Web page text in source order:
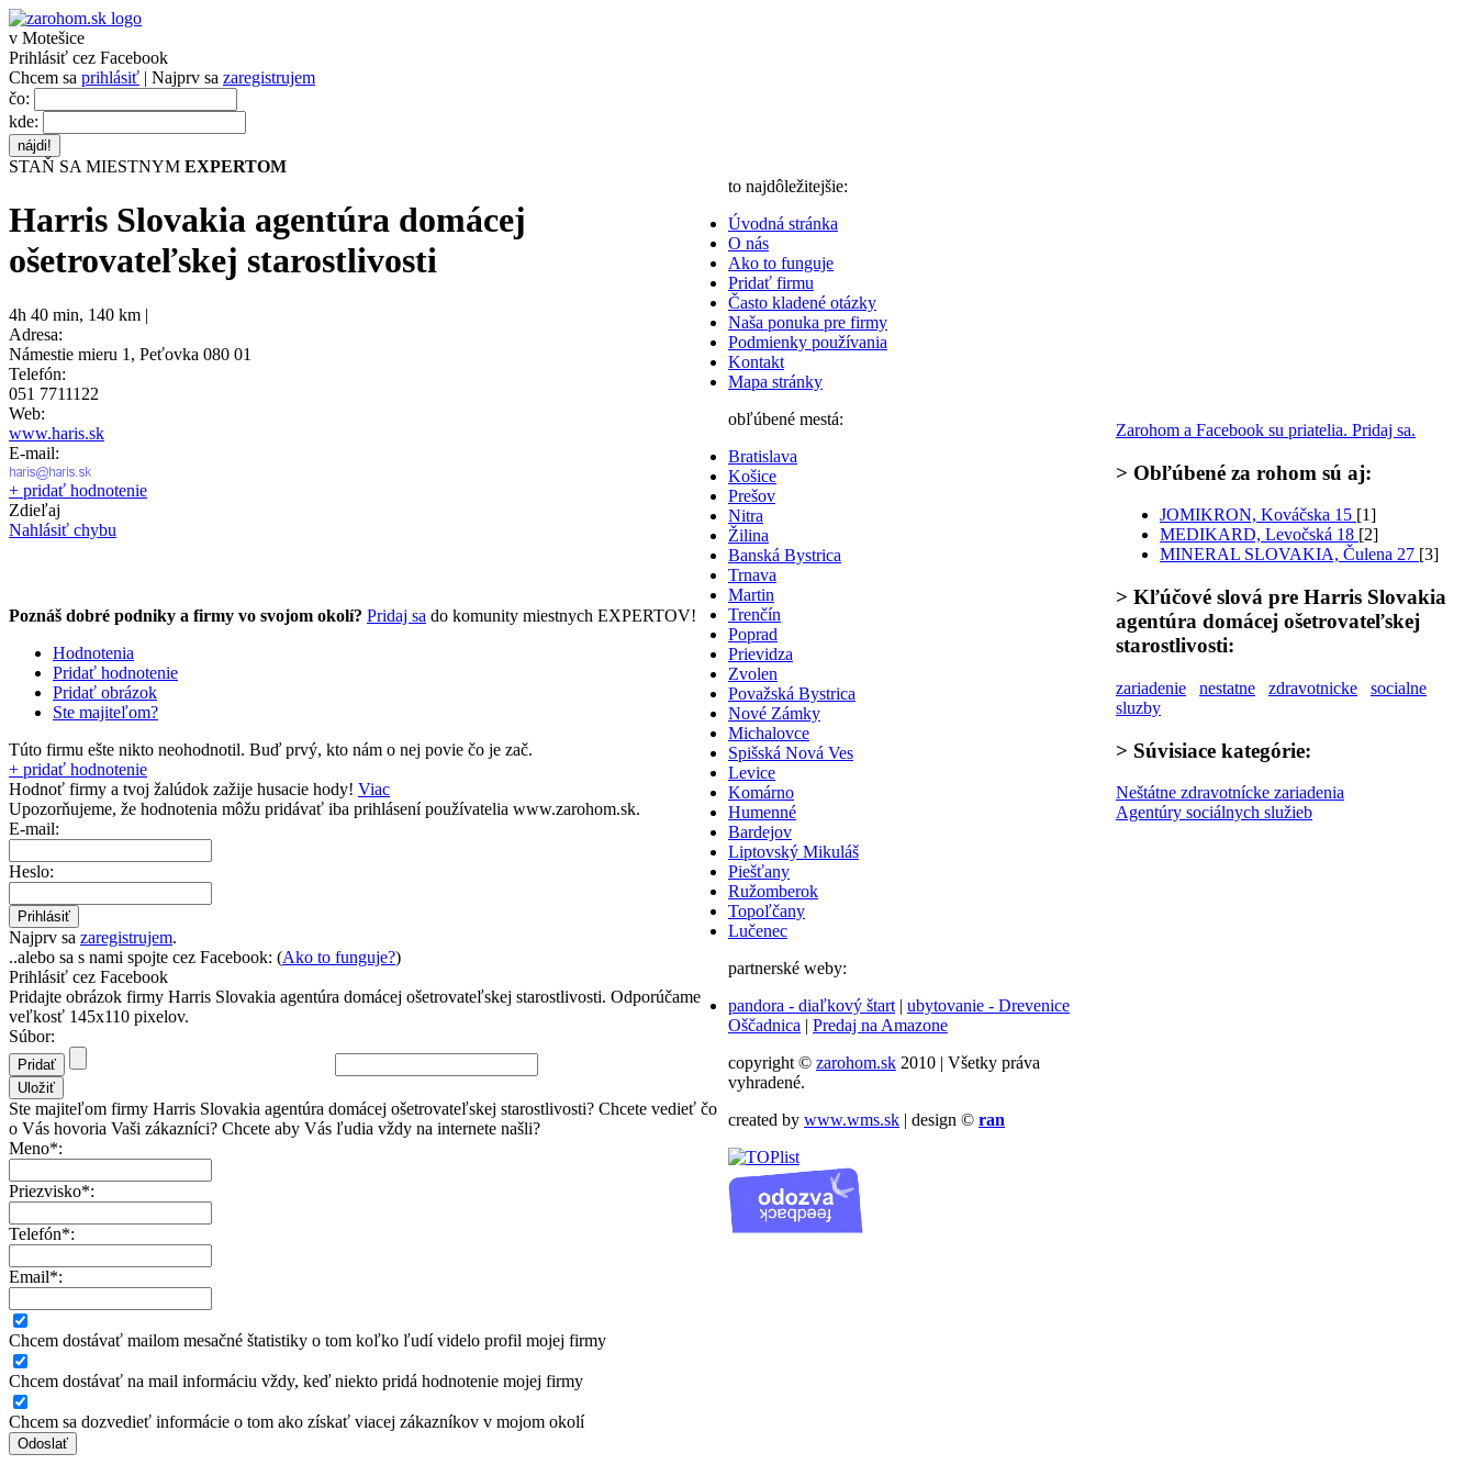
v Motešice
Prihlásiť cez Facebook
Chcem sa prihlásiť | Najprv sa zaregistrujem
čo:
kde:
STAŇ SA MIESTNYM EXPERTOM
Harris Slovakia agentúra domácej
ošetrovateľskej starostlivosti
4h 40 min, 140 km |
Adresa:
Námestie mieru 1, Peťovka 080 01
Telefón:
051 7711122
Web:
www.haris.sk
E-mail:
+ pridať hodnotenie
Zdieľaj
Nahlásiť chybu
Poznáš dobré podniky a firmy vo svojom okolí? Pridaj sa do komunity miestnych EXPERTOV!
Hodnotenia
Pridať hodnotenie
Pridať obrázok
Ste majiteľom?
Túto firmu ešte nikto neohodnotil. Buď prvý, kto nám o nej povie čo je zač.
+ pridať hodnotenie
Hodnoť firmy a tvoj žalúdok zažije husacie hody! Viac
Upozorňujeme, že hodnotenia môžu pridávať iba prihlásení používatelia www.zarohom.sk.
E-mail:
Heslo:
Najprv sa zaregistrujem.
..alebo sa s nami spojte cez Facebook: (Ako to funguje?)
Prihlásiť cez Facebook
Pridajte obrázok firmy Harris Slovakia agentúra domácej ošetrovateľskej starostlivosti. Odporúčame
veľkosť 145x110 pixelov.
Súbor:
Ste majiteľom firmy Harris Slovakia agentúra domácej ošetrovateľskej starostlivosti? Chcete vedieť čo
o Vás hovoria Vaši zákazníci? Chcete aby Vás ľudia vždy na internete našli?
Meno*:
Priezvisko*:
Telefón*:
Email*:
Chcem dostávať mailom mesačné štatistiky o tom koľko ľudí videlo profil mojej firmy
Chcem dostávať na mail informáciu vždy, keď niekto pridá hodnotenie mojej firmy
Chcem sa dozvedieť informácie o tom ako získať viacej zákazníkov v mojom okolí
Zarohom a Facebook su priatelia. Pridaj sa.
> Obľúbené za rohom sú aj:
JOMIKRON, Kováčska 15 [1]
MEDIKARD, Levočská 18 [2]
MINERAL SLOVAKIA, Čulena 27 [3]
> Kľúčové slová pre Harris Slovakia
agentúra domácej ošetrovateľskej
starostlivosti:
zariadenie nestatne zdravotnicke
socialne
sluzby
> Súvisiace kategórie:
Neštátne zdravotnícke zariadenia
Agentúry sociálnych služieb
to najdôležitejšie:
Úvodná stránka
O nás
Ako to funguje
Pridať firmu
Často kladené otázky
Naša ponuka pre firmy
Podmienky používania
Kontakt
Mapa stránky
obľúbené mestá:
Bratislava
Košice
Prešov
Nitra
Žilina
Banská Bystrica
Trnava
Martin
Trenčín
Poprad
Prievidza
Zvolen
Považská Bystrica
Nové Zámky
Michalovce
Spišská Nová Ves
Levice
Komárno
Humenné
Bardejov
Liptovský Mikuláš
Piešťany
Ružomberok
Topoľčany
Lučenec
partnerské weby:
pandora - diaľkový štart | ubytovanie - Drevenice
Oščadnica | Predaj na Amazone
copyright © zarohom.sk 2010 | Všetky práva
vyhradené.
created by www.wms.sk | design © ran